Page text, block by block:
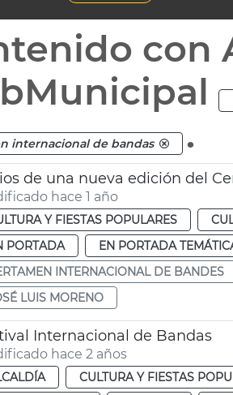
con
internacional de bandas .
hace 1 año
Y FIESTAS POPULARES
PORTADA
EN PORTADA
INTERNACIONAL DE BANDES
LUIS MORENO
Internacional de Bandas
hace 2 años
CULTURA Y FIESTAS